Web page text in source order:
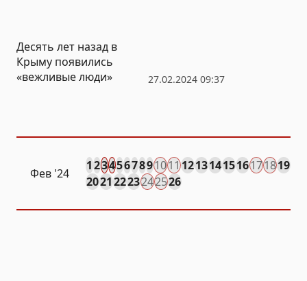
27.02.2024 09:37
Десять лет назад в
Крыму появились
«вежливые люди»
Фев '24
12345678910111213141516171819
20212223242526